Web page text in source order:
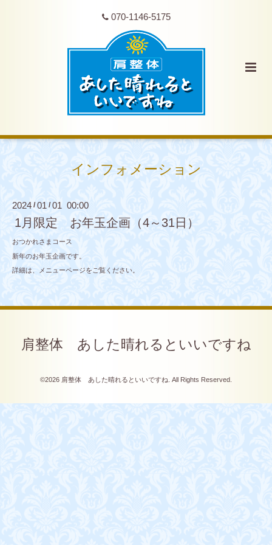
070-1146-5175
インフォメーション
2024 /01 /01 00:00
1月限定 お年玉企画（4～31日）
おつかれさまコース
新年のお年玉企画です。
詳細は、メニューページをご覧ください。
肩整体 あした晴れるといいですね
©2026 肩整体 あした晴れるといいですね . All Rights Reserved.